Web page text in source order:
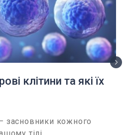
клітини та які їх
засновники кожного